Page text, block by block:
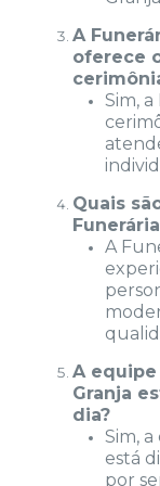
A
oferece
Sim,
Quais
A
A
Granja
dia?
Sim,
está
por